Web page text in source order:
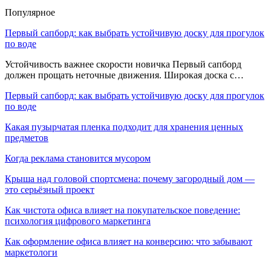
Популярное
Первый сапборд: как выбрать устойчивую доску для прогулок
по воде
Устойчивость важнее скорости новичка Первый сапборд
должен прощать неточные движения. Широкая доска с…
Первый сапборд: как выбрать устойчивую доску для прогулок
по воде
Какая пузырчатая пленка подходит для хранения ценных
предметов
Когда реклама становится мусором
Крыша над головой спортсмена: почему загородный дом —
это серьёзный проект
Как чистота офиса влияет на покупательское поведение:
психология цифрового маркетинга
Как оформление офиса влияет на конверсию: что забывают
маркетологи